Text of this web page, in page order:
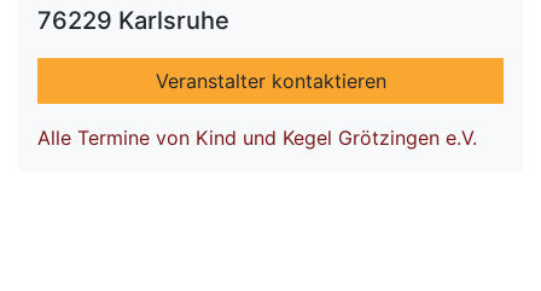
76229 Karlsruhe
Veranstalter kontaktieren
Alle Termine von Kind und Kegel Grötzingen e.V.